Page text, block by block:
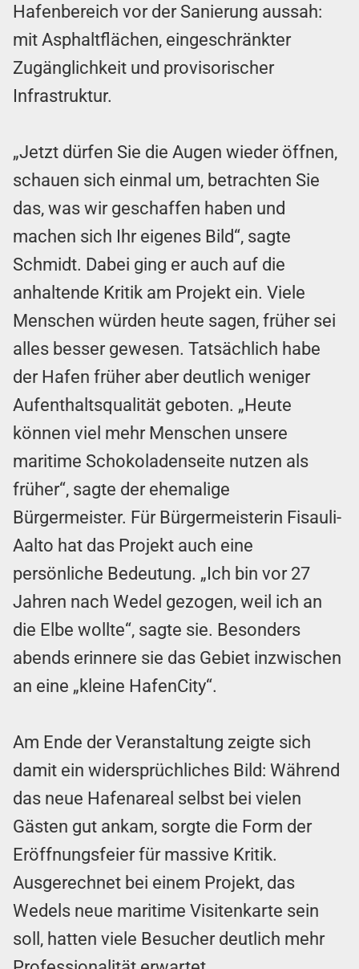
Hafenbereich vor der Sanierung aussah:
mit Asphaltflächen, eingeschränkter
Zugänglichkeit und provisorischer
Infrastruktur.
„Jetzt dürfen Sie die Augen wieder öffnen,
schauen sich einmal um, betrachten Sie
das, was wir geschaffen haben und
machen sich Ihr eigenes Bild“, sagte
Schmidt. Dabei ging er auch auf die
anhaltende Kritik am Projekt ein. Viele
Menschen würden heute sagen, früher sei
alles besser gewesen. Tatsächlich habe
der Hafen früher aber deutlich weniger
Aufenthaltsqualität geboten. „Heute
können viel mehr Menschen unsere
maritime Schokoladenseite nutzen als
früher“, sagte der ehemalige
Bürgermeister. Für Bürgermeisterin Fisauli-
Aalto hat das Projekt auch eine
persönliche Bedeutung. „Ich bin vor 27
Jahren nach Wedel gezogen, weil ich an
die Elbe wollte“, sagte sie. Besonders
abends erinnere sie das Gebiet inzwischen
an eine „kleine HafenCity“.
Am Ende der Veranstaltung zeigte sich
damit ein widersprüchliches Bild: Während
das neue Hafenareal selbst bei vielen
Gästen gut ankam, sorgte die Form der
Eröffnungsfeier für massive Kritik.
Ausgerechnet bei einem Projekt, das
Wedels neue maritime Visitenkarte sein
soll, hatten viele Besucher deutlich mehr